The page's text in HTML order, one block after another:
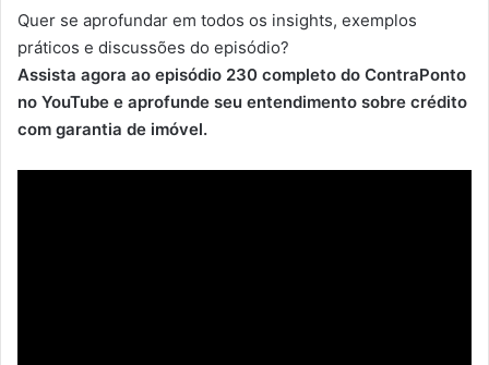
Quer se aprofundar em todos os insights, exemplos
práticos e discussões do episódio?
Assista agora ao episódio 230 completo do ContraPonto
no YouTube e aprofunde seu entendimento sobre crédito
com garantia de imóvel.